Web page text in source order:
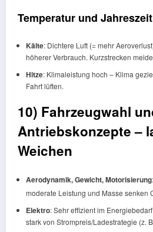
Temperatur und Jahreszeit
Kälte: Dichtere Luft (= mehr
höherer Verbrauch. Kurzstrecken
Hitze: Klimaleistung hoch – Klima
Fahrt lüften.
10) Fahrzeugwahl
Antriebskonzepte –
Weichen
Aerodynamik, Gewicht, Motorisierung
moderate Leistung und Masse senken
Elektro: Sehr effizient im
stark von Strompreis/Ladestrategie (z.